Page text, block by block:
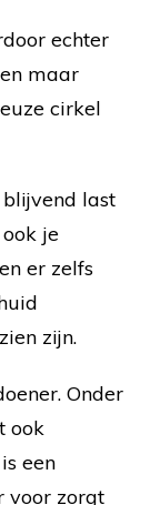
echter
maar
cirkel
last
je
er zelfs
zijn.
Onder
ook
een
voor zorgt